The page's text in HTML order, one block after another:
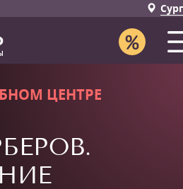
ЦЕНТРЕ